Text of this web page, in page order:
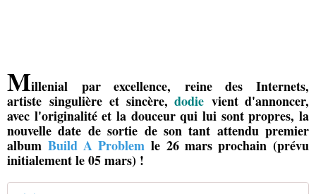
Millenial par excellence, reine des Internets,
artiste singulière et sincère, dodie vient d'annoncer,
avec l'originalité et la douceur qui lui sont propres, la
nouvelle date de sortie de son tant attendu premier
album Build A Problem le 26 mars prochain (prévu
initialement le 05 mars) !